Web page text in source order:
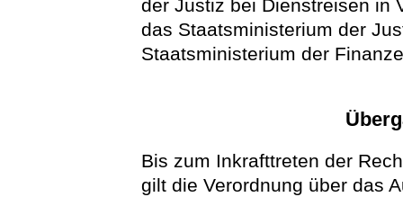
der Justiz bei Dienstreisen in
das Staatsministerium der
Staatsministerium der
Bis zum Inkrafttreten der
gilt die Verordnung über das